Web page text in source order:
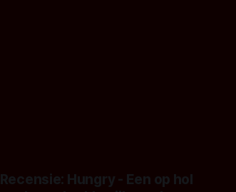
Recensie: Hungry - Een op hol